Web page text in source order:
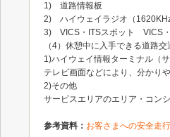
1) 道路情報板
2) ハイウェイラジオ（1620KHz
3) VICS・ITSスポット VICS・
（4）休憩中に入手できる道路交
1)ハイウェイ情報ターミナル（
テレビ画面などにより、分かり
2)その他
サービスエリアのエリア・コン
参考資料： お客さまへの安全走